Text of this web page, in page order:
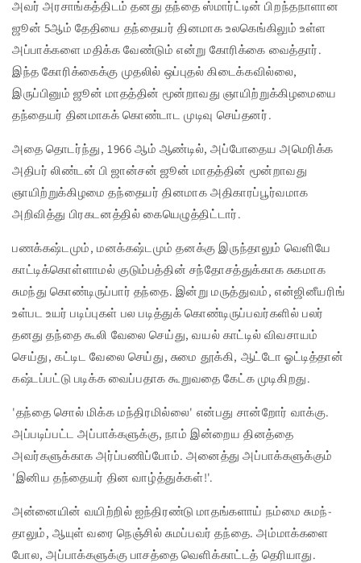
அவர் அரசாங்கத்திடம் தனது தந்தை ஸ்மார்ட்டின் பிறந்தநாளான
ஜூன் 5ஆம் தேதியை தந்தையர் தினமாக உலகெங்கிலும் உள்ள
அப்பாக்களை மதிக்க வேண்டும் என்று கோரிக்கை வைத்தார்.
இந்த கோரிக்கைக்கு முதலில் ஒப்புதல் கிடைக்கவில்லை,
இருப்பினும் ஜூன் மாதத்தின் மூன்றாவது ஞாயிற்றுக்கிழமையை
தந்தையர் தினமாகக் கொண்டாட முடிவு செய்தனர்.
அதை தொடர்ந்து, 1966 ஆம் ஆண்டில், அப்போதைய அமெரிக்க
அதிபர் லிண்டன் பி ஜான்சன் ஜூன் மாதத்தின் மூன்றாவது
ஞாயிற்றுக்கிழமை தந்தையர் தினமாக அதிகாரப்பூர்வமாக
அறிவித்து பிரகடனத்தில் கையெழுத்திட்டார்.
பணக்கஷ்டமும், மனக்கஷ்டமும் தனக்கு இருந்தாலும் வெளியே
காட்டிக்கொள்ளாமல் குடும்பத்தின் சந்தோசத்துக்காக சுகமாக
சுமந்து கொண்டிருப்பார் தந்தை. இன்று மருத்துவம், என்ஜினீயரிங்
உள்பட உயர் படிப்புகள் பல படித்துக் கொண்டிருப்பவர்களில் பலர்
தனது தந்தை கூலி வேலை செய்து, வயல் காட்டில் விவசாயம்
செய்து, கட்டிட வேலை செய்து, சுமை தூக்கி, ஆட்டோ ஓட்டித்தான்
கஷ்டப்பட்டு படிக்க வைப்பதாக கூறுவதை கேட்க முடிகிறது.
'தந்தை சொல் மிக்க மந்திரமில்லை' என்பது சான்றோர் வாக்கு.
அப்படிப்பட்ட அப்பாக்களுக்கு, நாம் இன்றைய தினத்தை
அவர்களுக்காக அர்ப்பணிப்போம். அனைத்து அப்பாக்களுக்கும்
'இனிய தந்தையர் தின வாழ்த்துக்கள்!'.
அன்­னையின் வயிற்றில் ஐந்­தி­ரண்டு மாதங்­களாய் நம்மை சுமந்­
தாலும், ஆயுள் வரை நெஞ்சில் சுமப்­பவர் தந்தை. அம்­மாக்­களை
போல, அப்­பாக்­க­ளுக்கு பாசத்தை வெளிக்­காட்டத் தெரி­யாது.